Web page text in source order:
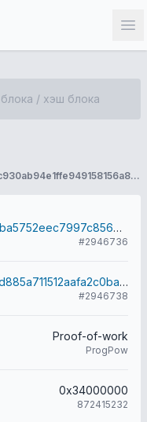
4883e2ea0cdee9dd55433173b979d9d8c930ab94e1ffe949158156a82bcbaf69
ed93ba5752eec7997c8566fcb0df82a1bec112024f76a438c7b45842e7511fb4
#2946736
25d9d885a711512aafa2c0ba28f38fb2295fae7f7f351e711e9fcc1abd3891ea
#2946738
Proof-of-work
ProgPow
0x34000000
872415232